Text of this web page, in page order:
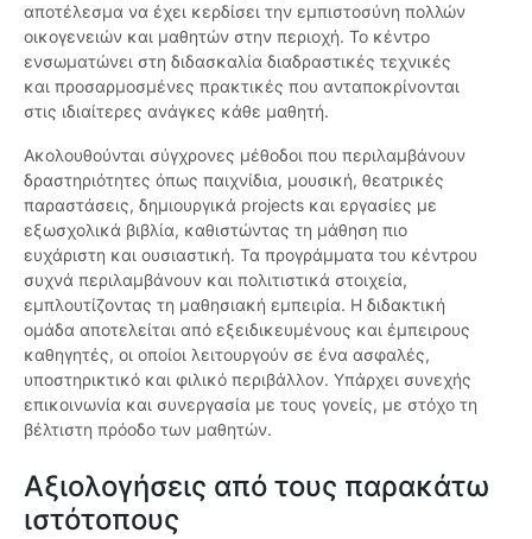
αποτέλεσμα να έχει κερδίσει την εμπιστοσύνη πολλών
οικογενειών και μαθητών στην περιοχή. Το κέντρο
ενσωματώνει στη διδασκαλία διαδραστικές τεχνικές
και προσαρμοσμένες πρακτικές που ανταποκρίνονται
στις ιδιαίτερες ανάγκες κάθε μαθητή.
Ακολουθούνται σύγχρονες μέθοδοι που περιλαμβάνουν
δραστηριότητες όπως παιχνίδια, μουσική, θεατρικές
παραστάσεις, δημιουργικά projects και εργασίες με
εξωσχολικά βιβλία, καθιστώντας τη μάθηση πιο
ευχάριστη και ουσιαστική. Τα προγράμματα του κέντρου
συχνά περιλαμβάνουν και πολιτιστικά στοιχεία,
εμπλουτίζοντας τη μαθησιακή εμπειρία. Η διδακτική
ομάδα αποτελείται από εξειδικευμένους και έμπειρους
καθηγητές, οι οποίοι λειτουργούν σε ένα ασφαλές,
υποστηρικτικό και φιλικό περιβάλλον. Υπάρχει συνεχής
επικοινωνία και συνεργασία με τους γονείς, με στόχο τη
βέλτιστη πρόοδο των μαθητών.
Αξιολογήσεις από τους παρακάτω
ιστότοπους